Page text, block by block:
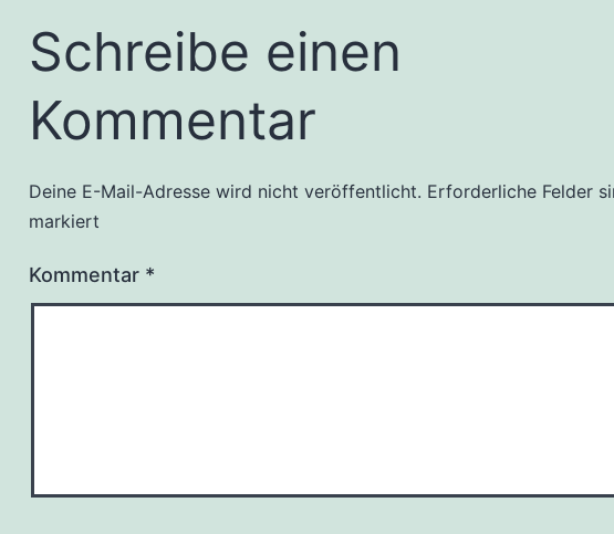
Schreibe einen
Kommentar
Deine E-Mail-Adresse wird nicht veröffentlicht. Erforderliche Felder
markiert
Kommentar *